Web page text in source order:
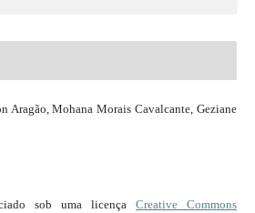
Aragão, Mohana Morais Cavalcante, Geziane
sob uma licençaCreative Commons